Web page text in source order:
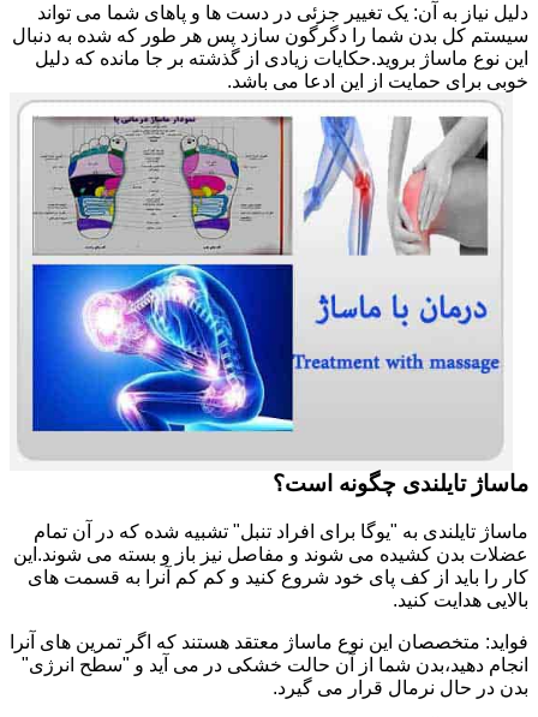
دلیل نیاز به آن: یک تغییر جزئی در دست ها و پاهای شما می تواند
سیستم کل بدن شما را دگرگون سازد پس هر طور که شده به دنبال
این نوع ماساژ بروید.حکایات زیادی از گذشته بر جا مانده که دلیل
خوبی برای حمایت از این ادعا می باشد.
ماساژ تایلندی چگونه است؟
ماساژ تایلندی به "یوگا برای افراد تنبل" تشبیه شده که در آن تمام
عضلات بدن کشیده می شوند و مفاصل نیز باز و بسته می شوند.این
کار را باید از کف پای خود شروع کنید و کم کم آنرا به قسمت های
بالایی هدایت کنید.
فواید: متخصصان این نوع ماساژ معتقد هستند که اگر تمرین های آنرا
انجام دهید،بدن شما از آن حالت خشکی در می آید و "سطح انرژی"
بدن در حال نرمال قرار می گیرد.